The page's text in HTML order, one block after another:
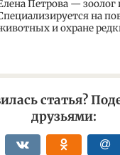
Петрова — зоолог
на
и охране
статья?
друзьями: